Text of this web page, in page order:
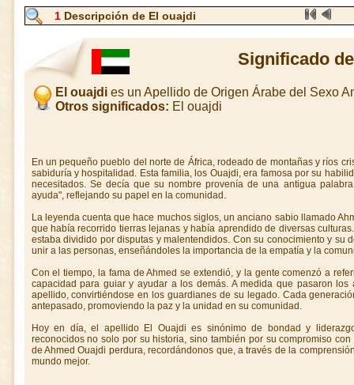
1 Descripción de El ouajdi
Significado
El ouajdies un Apellido de Origen Árabe del Sexo
Otros significados: El ouajdi
En un pequeño pueblo del norte de África, rodeado de montañas y ríos
sabiduría y hospitalidad. Esta familia, los Ouajdi, era famosa por su
necesitados. Se decía que su nombre provenía de una antigua
ayuda", reflejando su papel en la comunidad.
La leyenda cuenta que hace muchos siglos, un anciano sabio llamado
que había recorrido tierras lejanas y había aprendido de diversas
estaba dividido por disputas y malentendidos. Con su conocimiento y su
unir a las personas, enseñándoles la importancia de la empatía y la
Con el tiempo, la fama de Ahmed se extendió, y la gente comenzó a
capacidad para guiar y ayudar a los demás. A medida que pasaron los
apellido, convirtiéndose en los guardianes de su legado. Cada
antepasado, promoviendo la paz y la unidad en su comunidad.
Hoy en día, el apellido El Ouajdi es sinónimo de bondad y
reconocidos no solo por su historia, sino también por su compromiso
de Ahmed Ouajdi perdura, recordándonos que, a través de la
mundo mejor.